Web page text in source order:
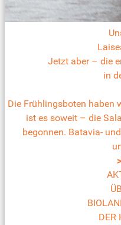
Jetzt aber – die
in
Die Frühlingsboten haben
ist es soweit – die
begonnen. Batavia-
DER